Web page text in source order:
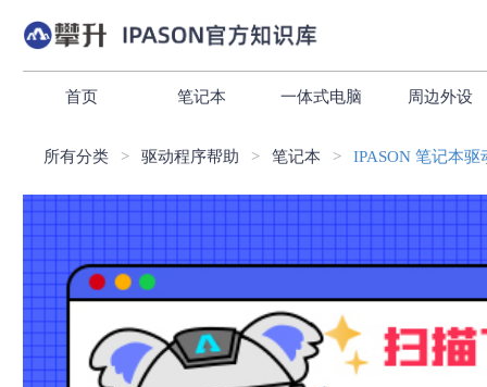
首页 笔记本 一体式电脑 周边外设
所有分类 驱动程序帮助 笔记本 IPASON 笔记本